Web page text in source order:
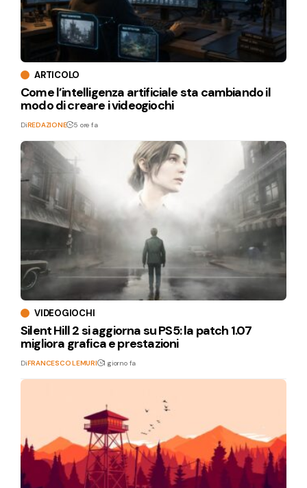
ARTICOLO
Come l’intelligenza artificiale sta cambiando il
modo di creare i videogiochi
DiREDAZIONE 5 ore fa
VIDEOGIOCHI
Silent Hill 2 si aggiorna su PS5: la patch 1.07
migliora grafica e prestazioni
DiFRANCESCO LEMURI 1 giorno fa